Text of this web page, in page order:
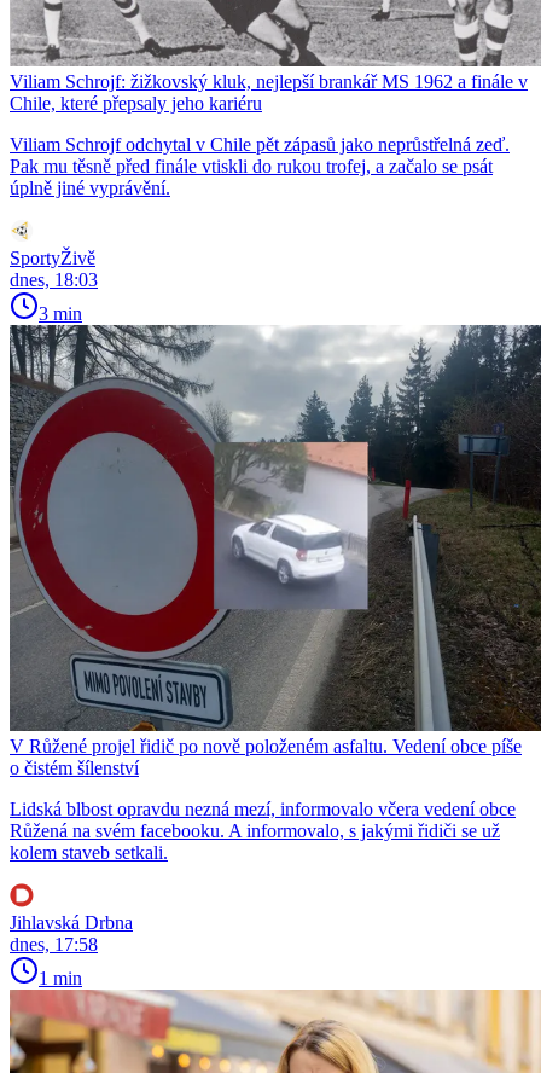
Viliam Schrojf: žižkovský kluk, nejlepší brankář MS 1962 a finále v
Chile, které přepsaly jeho kariéru
Viliam Schrojf odchytal v Chile pět zápasů jako neprůstřelná zeď.
Pak mu těsně před finále vtiskli do rukou trofej, a začalo se psát
úplně jiné vyprávění.
SportyŽivě
dnes, 18:03
3 min
V Růžené projel řidič po nově položeném asfaltu. Vedení obce píše
o čistém šílenství
Lidská blbost opravdu nezná mezí, informovalo včera vedení obce
Růžená na svém facebooku. A informovalo, s jakými řidiči se už
kolem staveb setkali.
Jihlavská Drbna
dnes, 17:58
1 min